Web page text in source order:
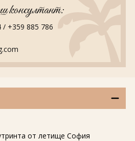
консултант:
/ +359 885 786
от летище София